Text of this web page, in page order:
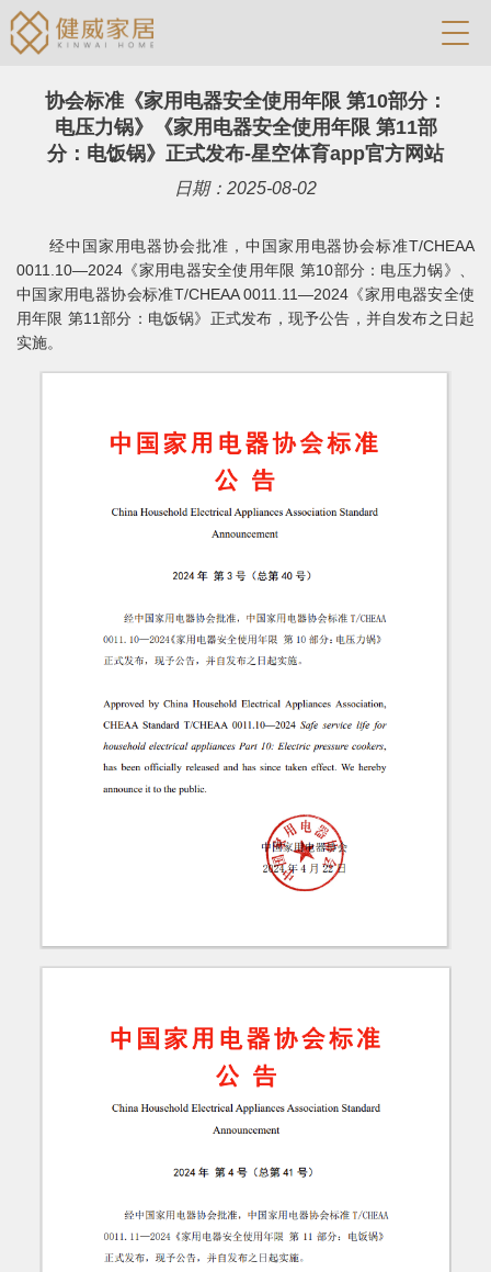
协会标准《家用电器安全使用年限 第10部分：
电压力锅》《家用电器安全使用年限 第11部
分：电饭锅》正式发布-星空体育app官方网站
日期：2025-08-02
经中国家用电器协会批准，中国家用电器协会标准T/CHEAA
0011.10—2024《家用电器安全使用年限 第10部分：电压力锅》、
中国家用电器协会标准T/CHEAA 0011.11—2024《家用电器安全使
用年限 第11部分：电饭锅》正式发布，现予公告，并自发布之日起
实施。